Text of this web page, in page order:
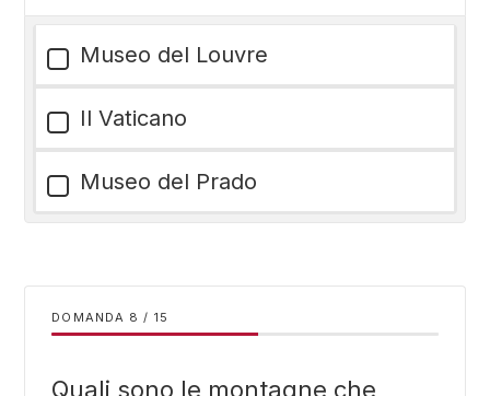
Museo del Louvre
Il Vaticano
Museo del Prado
DOMANDA / 15
Quali sono le montagne che